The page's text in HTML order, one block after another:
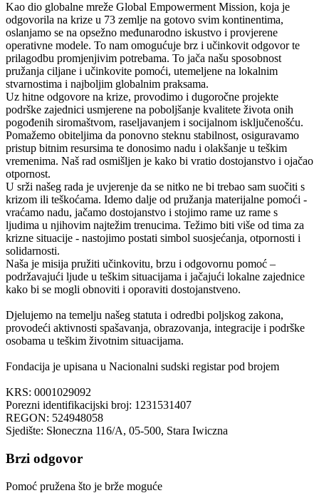
Kao dio globalne mreže Global Empowerment Mission, koja je
odgovorila na krize u 73 zemlje na gotovo svim kontinentima,
oslanjamo se na opsežno međunarodno iskustvo i provjerene
operativne modele. To nam omogućuje brz i učinkovit odgovor te
prilagodbu promjenjivim potrebama. To jača našu sposobnost
pružanja ciljane i učinkovite pomoći, utemeljene na lokalnim
stvarnostima i najboljim globalnim praksama.
Uz hitne odgovore na krize, provodimo i dugoročne projekte
podrške zajednici usmjerene na poboljšanje kvalitete života onih
pogođenih siromaštvom, raseljavanjem i socijalnom isključenošću.
Pomažemo obiteljima da ponovno steknu stabilnost, osiguravamo
pristup bitnim resursima te donosimo nadu i olakšanje u teškim
vremenima. Naš rad osmišljen je kako bi vratio dostojanstvo i ojačao
otpornost.
U srži našeg rada je uvjerenje da se nitko ne bi trebao sam suočiti s
krizom ili teškoćama. Idemo dalje od pružanja materijalne pomoći -
vraćamo nadu, jačamo dostojanstvo i stojimo rame uz rame s
ljudima u njihovim najtežim trenucima. Težimo biti više od tima za
krizne situacije - nastojimo postati simbol suosjećanja, otpornosti i
solidarnosti.
Naša je misija pružiti učinkovitu, brzu i odgovornu pomoć –
podržavajući ljude u teškim situacijama i jačajući lokalne zajednice
kako bi se mogli obnoviti i oporaviti dostojanstveno.
Djelujemo na temelju našeg statuta i odredbi poljskog zakona,
provodeći aktivnosti spašavanja, obrazovanja, integracije i podrške
osobama u teškim životnim situacijama.
Fondacija je upisana u Nacionalni sudski registar pod brojem
KRS: 0001029092
Porezni identifikacijski broj: 1231531407
REGON: 524948058
Sjedište: Słoneczna 116/A, 05-500, Stara Iwiczna
Brzi odgovor
Pomoć pružena što je brže moguće